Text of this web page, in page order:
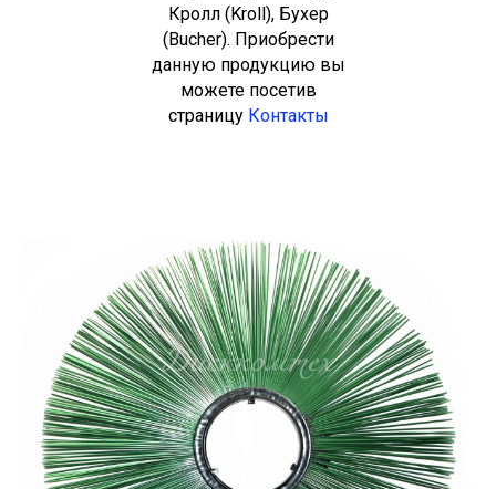
Кролл (Kroll), Бухер
(Bucher). Приобрести
данную продукцию вы
можете посетив
страницу Контакты